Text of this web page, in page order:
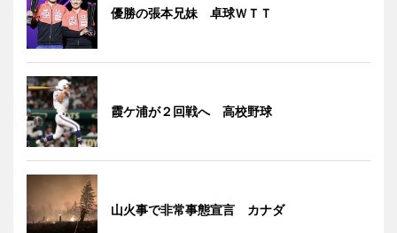
優勝の張本兄妹 卓球ＷＴＴ
霞ケ浦が２回戦へ 高校野球
山火事で非常事態宣言 カナダ